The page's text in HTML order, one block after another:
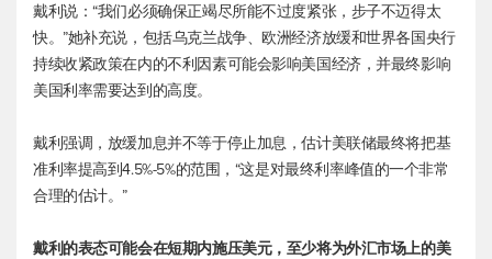
戴利说：“我们必须确保正竭尽所能不过度紧张，步子不迈得太
快。”她补充说，包括乌克兰战争、欧洲经济放缓和世界各国央行
持续收紧政策在内的不利因素可能会影响美国经济，并最终影响
美国利率需要达到的高度。
戴利强调，放缓加息并不等于停止加息，估计美联储最终将把基
准利率提高到4.5%-5%的范围，“这是对最终利率峰值的一个非常
合理的估计。”
戴利的表态可能会在短期内施压美元，至少将为外汇市场上的美